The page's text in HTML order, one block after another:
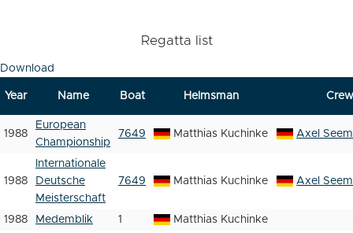
Regatta list
Download
Year Name Boat Helmsman Crew
1988
European
Championship
7649 Matthias Kuchinke Axel
1988
Internationale
Deutsche
Meisterschaft
7649 Matthias Kuchinke Axel
1988 Medemblik 1 Matthias Kuchinke